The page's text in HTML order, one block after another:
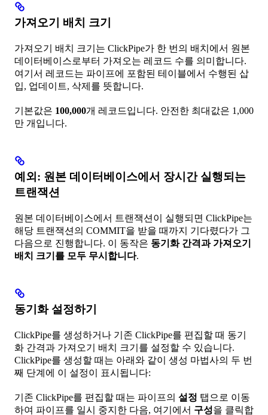
가져오기 배치 크기
가져오기 배치 크기는 ClickPipe가 한 번의 배치에서 원본
데이터베이스로부터 가져오는 레코드 수를 의미합니다.
여기서 레코드는 파이프에 포함된 테이블에서 수행된 삽
입, 업데이트, 삭제를 뜻합니다.
기본값은 100,000개 레코드입니다. 안전한 최대값은 1,000
만 개입니다.
예외: 원본 데이터베이스에서 장시간 실행되는
트랜잭션
원본 데이터베이스에서 트랜잭션이 실행되면 ClickPipe는
해당 트랜잭션의 COMMIT을 받을 때까지 기다렸다가 그
다음으로 진행합니다. 이 동작은 동기화 간격과 가져오기
배치 크기를 모두 무시합니다.
동기화 설정하기
ClickPipe를 생성하거나 기존 ClickPipe를 편집할 때 동기
화 간격과 가져오기 배치 크기를 설정할 수 있습니다.
ClickPipe를 생성할 때는 아래와 같이 생성 마법사의 두 번
째 단계에 이 설정이 표시됩니다:
기존 ClickPipe를 편집할 때는 파이프의 설정 탭으로 이동
하여 파이프를 일시 중지한 다음, 여기에서 구성을 클릭합